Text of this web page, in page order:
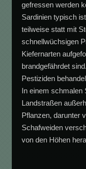
gefressen werden
Sardinien typisch
teilweise statt mit
schnellwüchsigen
Kiefernarten
brandgefährdet
Pestiziden
In einem schmalen
Landstraßen
Pflanzen, darunter
Schafweiden
von den Höhen